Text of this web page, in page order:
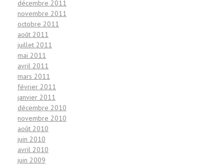
décembre 2011
novembre 2011
octobre 2011
août 2011
juillet 2011
mai 2011
avril 2011
mars 2011
février 2011
janvier 2011
décembre 2010
novembre 2010
août 2010
juin 2010
avril 2010
juin 2009